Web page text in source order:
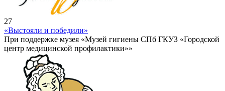
27
«Выстояли и победили»
При поддержке музея «Музей гигиены СПб ГКУЗ «Городской
центр медицинской профилактики»»